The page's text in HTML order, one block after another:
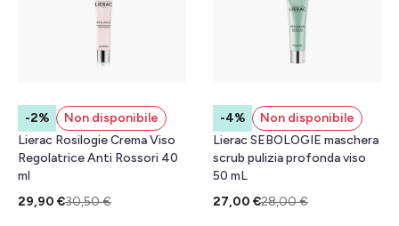
-2%
Non disponibile
Lierac Rosilogie Crema Viso
Regolatrice Anti Rossori 40
ml
29,90 €30,50 €
-4%
Non disponibile
Lierac SEBOLOGIE maschera
scrub pulizia profonda viso
50 mL
27,00 €28,00 €